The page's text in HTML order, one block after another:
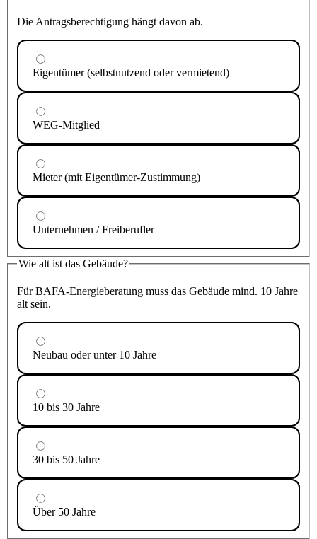
Die Antragsberechtigung hängt davon ab.
Eigentümer (selbstnutzend oder vermietend)
WEG-Mitglied
Mieter (mit Eigentümer-Zustimmung)
Unternehmen / Freiberufler
Wie alt ist das Gebäude?
Für BAFA-Energieberatung muss das Gebäude mind. 10 Jahre
alt sein.
Neubau oder unter 10 Jahre
10 bis 30 Jahre
30 bis 50 Jahre
Über 50 Jahre